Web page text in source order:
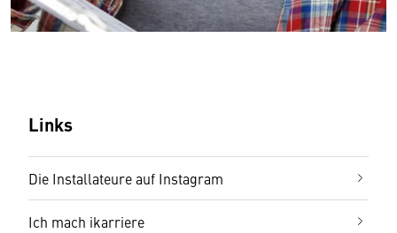
Links
Die Installateure auf Instagram
Ich mach ikarriere